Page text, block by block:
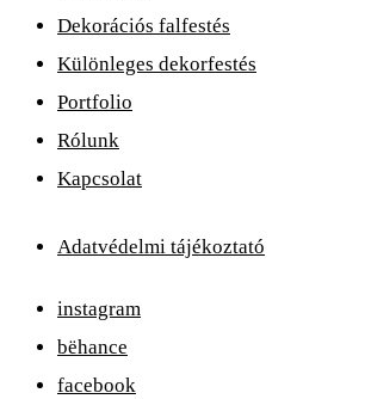
Dekorációs falfestés
Különleges dekorfestés
Portfolio
Rólunk
Kapcsolat
Adatvédelmi tájékoztató
instagram
bëhance
facebook